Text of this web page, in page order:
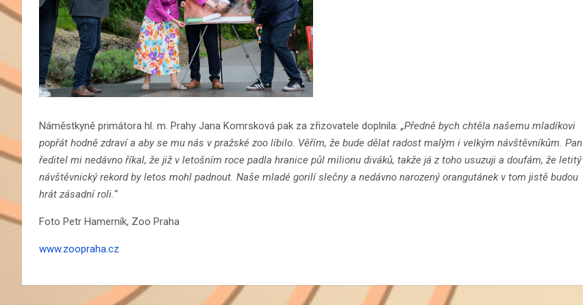
Náměstkyně primátora hl. m. Prahy Jana Komrsková pak za zřizovatele doplnila: „Předně bych chtěla našemu mladíkovi
popřát hodně zdraví a aby se mu nás v pražské zoo líbilo. Věřím, že bude dělat radost malým i velkým návštěvníkům. Pan
ředitel mi nedávno říkal, že již v letošním roce padla hranice půl milionu diváků, takže já z toho usuzuji a doufám, že letitý
návštěvnický rekord by letos mohl padnout. Naše mladé gorilí slečny a nedávno narozený orangutánek v tom jistě budou
hrát zásadní roli.“
Foto Petr Hamerník, Zoo Praha
www.zoopraha.cz